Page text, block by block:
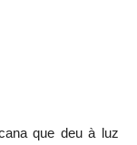
que deu à luz